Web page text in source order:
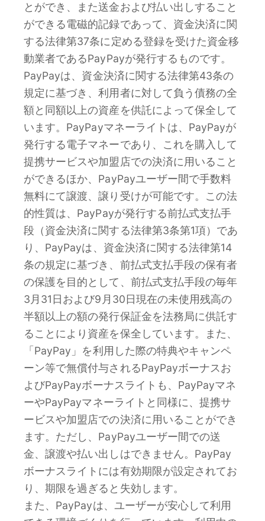
とができ、また送金および払い出しすること
ができる電磁的記録であって、資金決済に関
する法律第37条に定める登録を受けた資金移
動業者であるPayPayが発行するものです。
PayPayは、資金決済に関する法律第43条の
規定に基づき、利用者に対して負う債務の全
額と同額以上の資産を供託によって保全して
います。PayPayマネーライトは、PayPayが
発行する電子マネーであり、これを購入して
提携サービスや加盟店での決済に用いること
ができるほか、PayPayユーザー間で手数料
無料にて譲渡、譲り受けが可能です。この法
的性質は、PayPayが発行する前払式支払手
段（資金決済に関する法律第3条第1項）であ
り、PayPayは、資金決済に関する法律第14
条の規定に基づき、前払式支払手段の保有者
の保護を目的として、前払式支払手段の毎年
3月31日および9月30日現在の未使用残高の
半額以上の額の発行保証金を法務局に供託す
ることにより資産を保全しています。また、
「PayPay」を利用した際の特典やキャンペ
ーン等で無償付与されるPayPayボーナスお
よびPayPayボーナスライトも、PayPayマネ
ーやPayPayマネーライトと同様に、提携サ
ービスや加盟店での決済に用いることができ
ます。ただし、PayPayユーザー間での送
金、譲渡や払い出しはできません。PayPay
ボーナスライトには有効期限が設定されてお
り、期限を過ぎると失効します。
また、PayPayは、ユーザーが安心して利用